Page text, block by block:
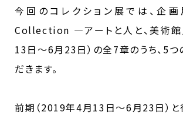
今回のコレクション展では、企
Collection ―アートと人と、美術館
13日～6月23日）の全7章のうち、5つ
だきます。
前期（2019年4月13日～6月23日）と